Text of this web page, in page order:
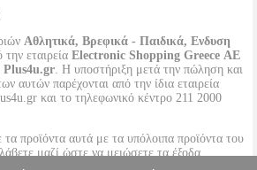
Αθλητικά, Βρεφικά - Παιδικά, Ενδυση
εταιρεία Electronic Shopping Greece ΑΕ
Plus4u.gr. Η υποστήριξη μετά την πώληση και
αυτών παρέχονται από την ίδια εταιρεία
και το τηλεφωνικό κέντρο 211 2000
προϊόντα αυτά με τα υπόλοιπα προϊόντα του
μαζί ώστε να μειώσετε τα έξοδα
να παραλάβετε από οποιοδήποτε eshop